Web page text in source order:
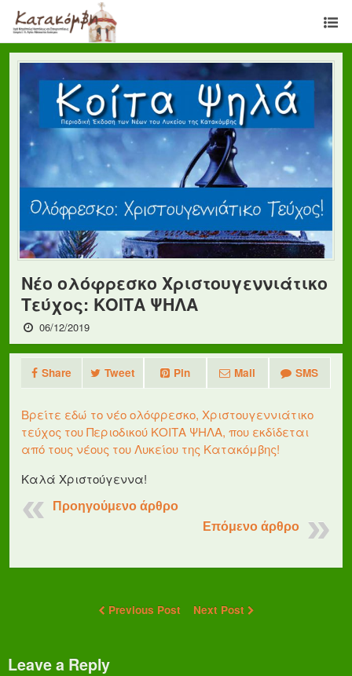
Νέο ολόφρεσκο Χριστουγεννιάτικο
Τεύχος: ΚΟΙΤΑ ΨΗΛΑ
06/12/2019
Share Tweet Pin Mail SMS
Βρείτε εδώ το νέο ολόφρεσκο, Χριστουγεννιάτικο
τεύχος του Περιοδικού ΚΟΙΤΑ ΨΗΛΑ, που εκδίδεται
από τους νέους του Λυκείου της Κατακόμβης!
Καλά Χριστούγεννα!
Προηγούμενο άρθρο
Επόμενο άρθρο
Previous Post Next Post
Leave a Reply